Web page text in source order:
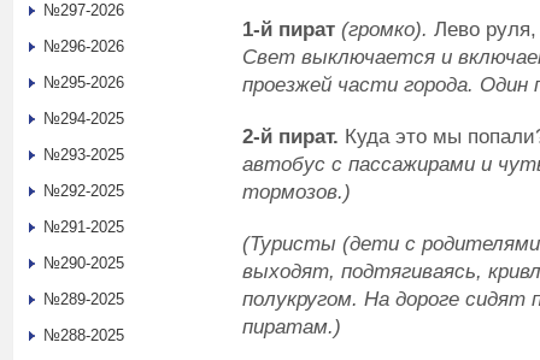
1-й пират (громко). Лево
Свет выключается и
проезжей части города.
2-й пират. Куда это мы
автобус с пассажирами и
тормозов.)
(Туристы (дети с
выходят, подтягиваясь,
полукругом. На дороге
пиратам.)
№297-2026
№296-2026
№295-2026
№294-2025
№293-2025
№292-2025
№291-2025
№290-2025
№289-2025
№288-2025